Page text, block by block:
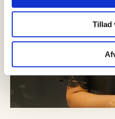
Tillad